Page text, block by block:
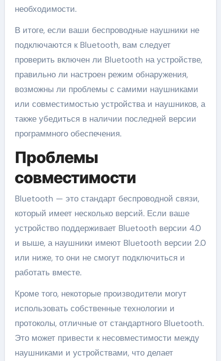
необходимости.
В итоге, если ваши беспроводные наушники не
подключаются к Bluetooth, вам следует
проверить включен ли Bluetooth на устройстве,
правильно ли настроен режим обнаружения,
возможны ли проблемы с самими наушниками
или совместимостью устройства и наушников, а
также убедиться в наличии последней версии
программного обеспечения.
Проблемы
совместимости
Bluetooth — это стандарт беспроводной связи,
который имеет несколько версий. Если ваше
устройство поддерживает Bluetooth версии 4.0
и выше, а наушники имеют Bluetooth версии 2.0
или ниже, то они не смогут подключиться и
работать вместе.
Кроме того, некоторые производители могут
использовать собственные технологии и
протоколы, отличные от стандартного Bluetooth.
Это может привести к несовместимости между
наушниками и устройствами, что делает